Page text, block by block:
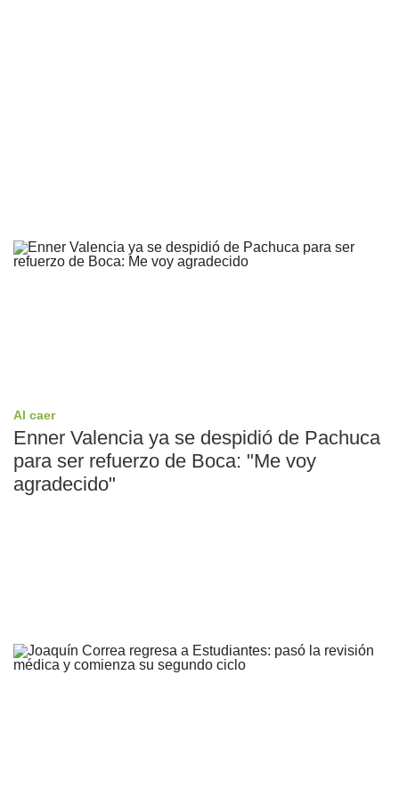
Al caer
Enner Valencia ya se despidió de Pachuca
para ser refuerzo de Boca: "Me voy
agradecido"